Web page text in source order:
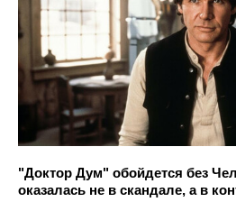
"Доктор Дум" обойдется без
оказалась не в скандале, а в